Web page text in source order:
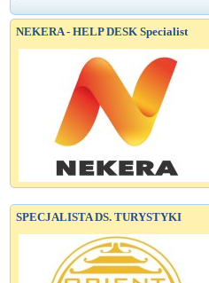
NEKERA - HELP DESK Specialist
SPECJALISTA DS. TURYSTYKI